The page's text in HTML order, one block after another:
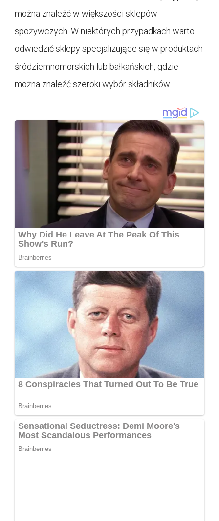
można znaleźć w większości sklepów
spożywczych. W niektórych przypadkach warto
odwiedzić sklepy specjalizujące się w produktach
śródziemnomorskich lub bałkańskich, gdzie
można znaleźć szeroki wybór składników.